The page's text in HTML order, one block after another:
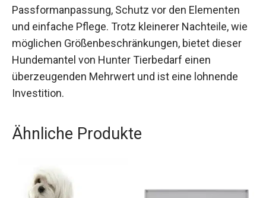
Passformanpassung, Schutz vor den Elementen
und einfache Pflege. Trotz kleinerer Nachteile, wie
möglichen Größenbeschränkungen, bietet dieser
Hundemantel von Hunter Tierbedarf einen
überzeugenden Mehrwert und ist eine lohnende
Investition.
Ähnliche Produkte